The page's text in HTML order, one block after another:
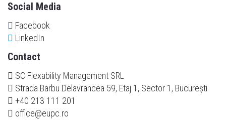
Social Media
Facebook
LinkedIn
Contact
SC Flexability Management SRL
Strada Barbu Delavrancea 59, Etaj 1, Sector 1, București
+40 213 111 201
office@eupc.ro